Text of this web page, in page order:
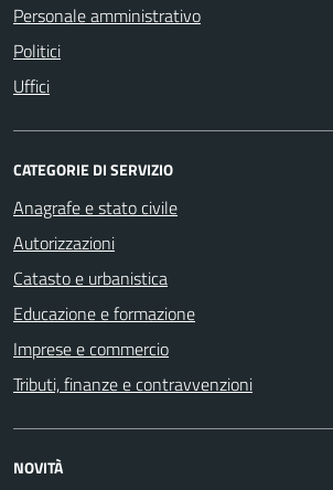
Personale amministrativo
Politici
Uffici
CATEGORIE DI SERVIZIO
Anagrafe e stato civile
Autorizzazioni
Catasto e urbanistica
Educazione e formazione
Imprese e commercio
Tributi, finanze e contravvenzioni
NOVITÀ